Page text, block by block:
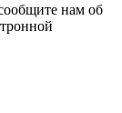
нам об